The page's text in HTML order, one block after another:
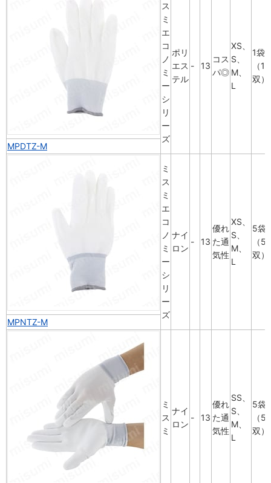
ス
ミ
エ
コ
ノ
ミ
ー
シ
リ
ー
ズ
ポリ
エス
テル
- 13
コス
パ◎
XS、
S、
M、
L
1袋
（10
双）
MPDTZ-M
ミ
ス
ミ
エ
コ
ノ
ミ
ー
シ
リ
ー
ズ
ナイ
ロン
- 13
優れ
た通
気性
XS、
S、
M、
L
5袋
（50
双）
MPNTZ-M
ミ
ス
ミ
ナイ
ロン
- 13
優れ
た通
気性
SS、
S、
M、
L
5袋
（50
双）